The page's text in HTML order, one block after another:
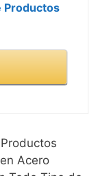
Productos
Acero